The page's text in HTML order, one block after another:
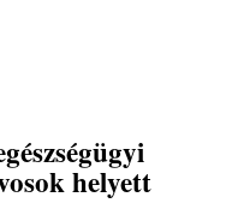
helyett